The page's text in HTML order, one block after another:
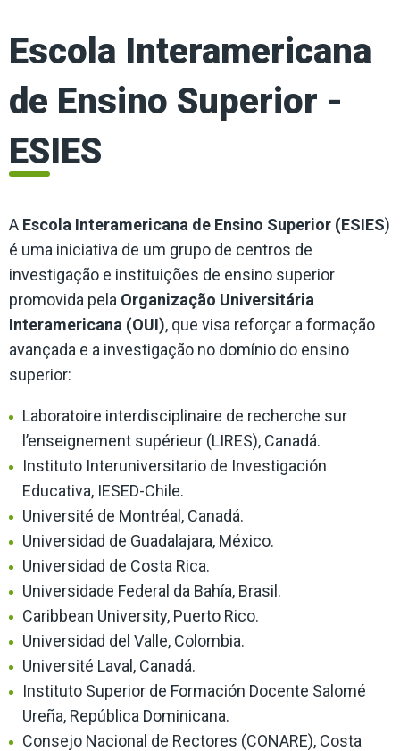
Escola Interamericana
de Ensino Superior -
ESIES
A Escola Interamericana de Ensino Superior (ESIES)
é uma iniciativa de um grupo de centros de
investigação e instituições de ensino superior
promovida pela Organização Universitária
Interamericana (OUI), que visa reforçar a formação
avançada e a investigação no domínio do ensino
superior:
Laboratoire interdisciplinaire de recherche sur
l’enseignement supérieur (LIRES), Canadá.
Instituto Interuniversitario de Investigación
Educativa, IESED-Chile.
Université de Montréal, Canadá.
Universidad de Guadalajara, México.
Universidad de Costa Rica.
Universidade Federal da Bahía, Brasil.
Caribbean University, Puerto Rico.
Universidad del Valle, Colombia.
Université Laval, Canadá.
Instituto Superior de Formación Docente Salomé
Ureña, República Dominicana.
Consejo Nacional de Rectores (CONARE), Costa